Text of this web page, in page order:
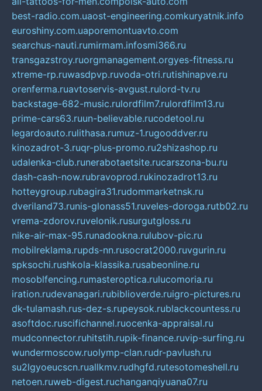
best-radio.com.uaost-engineering.comkuryatnik.info
euroshiny.com.uaporemontuavto.com
searchus-nauti.rumirmam.infosmi366.ru
transgazstroy.ruorgmanagement.orgyes-fitness.ru
xtreme-rp.ruwasdpvp.ruvoda-otri.rutishinapve.ru
orenferma.ruavtoservis-avgust.rulord-tv.ru
backstage-682-music.rulordfilm7.rulordfilm13.ru
prime-cars63.ruun-believable.rucodetool.ru
legardoauto.rulithasa.rumuz-1.rugooddver.ru
kinozadrot-3.ruqr-plus-promo.ru2shizashop.ru
udalenka-club.runerabotaetsite.rucarszona-bu.ru
dash-cash-now.rubravoprod.rukinozadrot13.ru
hotteygroup.rubagira31.rudommarketnsk.ru
dveriland73.runis-glonass51.ruveles-doroga.rutb02.ru
vrema-zdorov.ruvelonik.rusurgutgloss.ru
nike-air-max-95.runadookna.rulubov-pic.ru
mobilreklama.rupds-nn.rusocrat2000.ruvgurin.ru
spksochi.rushkola-klassika.rusabeonline.ru
mosoblfencing.rumasteroptica.rulucomoria.ru
iration.rudevanagari.rubiblioverde.ruigro-pictures.ru
dk-tulamash.rus-dez-s.rupeysok.rublackcountess.ru
asoftdoc.ruscifichannel.ruocenka-appraisal.ru
mudconnector.ruhitstih.rupik-finance.ruvip-surfing.ru
wundermoscow.ruolymp-clan.rudr-pavlush.ru
su2lgyoeucscn.ruallkmv.rudhgfd.rutesotomeshell.ru
netoen.ruweb-digest.ruchanganqiyuana07.ru